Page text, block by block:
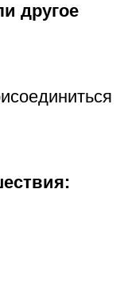
другое